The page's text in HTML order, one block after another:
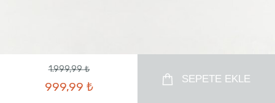
1.999,99 ₺
999,99 ₺
SEPETE EKLE